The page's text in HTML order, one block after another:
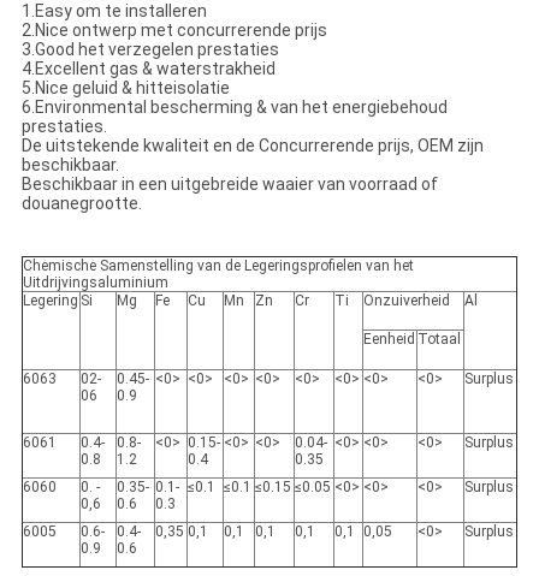
1.Easy om te installeren
2.Nice ontwerp met concurrerende prijs
3.Good het verzegelen prestaties
4.Excellent gas & waterstrakheid
5.Nice geluid & hitteisolatie
6.Environmental bescherming & van het energiebehoud
prestaties.
De uitstekende kwaliteit en de Concurrerende prijs, OEM zijn
beschikbaar.
Beschikbaar in een uitgebreide waaier van voorraad of
douanegrootte.
Chemische Samenstelling van de Legeringsprofielen van het
Uitdrijvingsaluminium
Legering Si Mg Fe Cu Mn Zn Cr Ti Onzuiverheid Al
Eenheid Totaal
6063
02-
06
0.45-
0.9
<0> <0> <0> <0> <0> <0> <0> <0> Surplus
6061
0.4-
0.8
0.8-
1.2
<0> 0.15-
0.4
<0> <0>
0.04-
0.35
<0> <0> <0> Surplus
6060
0. -
0,6
0.35-
0.6
0.1-
0.3
≤0.1 ≤0.1 ≤0.15 ≤0.05 <0> <0> <0> Surplus
6005
0.6-
0.9
0.4-
0.6
0,35 0,1 0,1 0,1 0,1 0,1 0,05 <0> Surplus